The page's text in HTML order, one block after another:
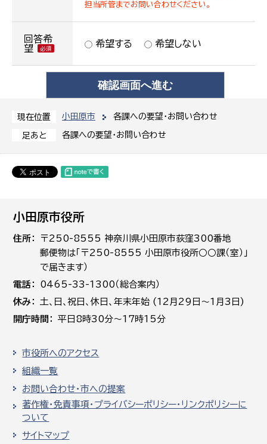
現在位置 小田原市 各課への要望・お問い合わせ
足あと 各課への要望・お問い合わせ
担当所管までお問い合わせください。
回答希
望
希望する 希望しない
小田原市役所
住所
〒250-8555 神奈川県小田原市荻窪300番地
郵便物は「〒250-8555 小田原市役所○○課（室）」
で届きます）
電話
0465-33-1300（総合案内）
休み
土､日､祝日、休日、年末年始 (12月29日～1月3日)
開庁時間
平日8時30分～17時15分
市役所へのアクセス
組織一覧
お問い合わせ・市への提案
著作権・免責事項・プライバシーポリシー・リンクポリシーに
ついて
サイトマップ